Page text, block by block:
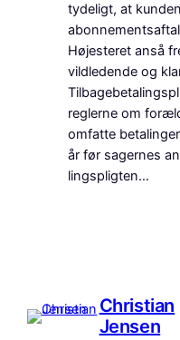
tydeligt, at
Højesteret anså
vildledende og
reglerne om
omfatte
år før sagernes
lingspligten…
Christian
Jensen